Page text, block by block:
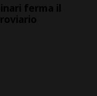
ferma il